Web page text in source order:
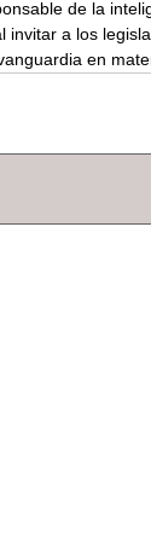
de la
a los
en